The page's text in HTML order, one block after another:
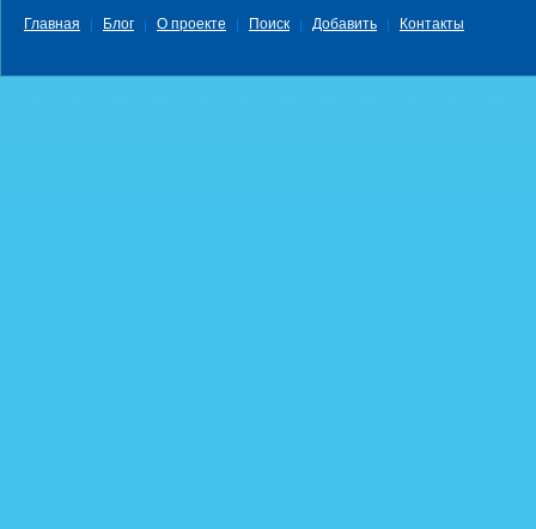
Главная Блог О проекте Поиск Добавить Контакты